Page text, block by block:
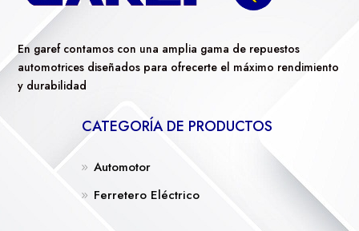
En garef contamos con una amplia gama de repuestos
automotrices diseñados para ofrecerte el máximo rendimiento
y durabilidad
CATEGORÍA DE PRODUCTOS
Automotor
Ferretero Eléctrico